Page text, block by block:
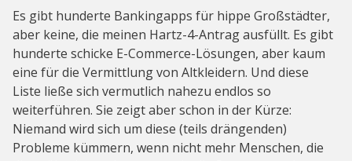
Es gibt hunderte Bankingapps für hippe Großstädter,
aber keine, die meinen Hartz-4-Antrag ausfüllt. Es gibt
hunderte schicke E-Commerce-Lösungen, aber kaum
eine für die Vermittlung von Altkleidern. Und diese
Liste ließe sich vermutlich nahezu endlos so
weiterführen. Sie zeigt aber schon in der Kürze:
Niemand wird sich um diese (teils drängenden)
Probleme kümmern, wenn nicht mehr Menschen, die